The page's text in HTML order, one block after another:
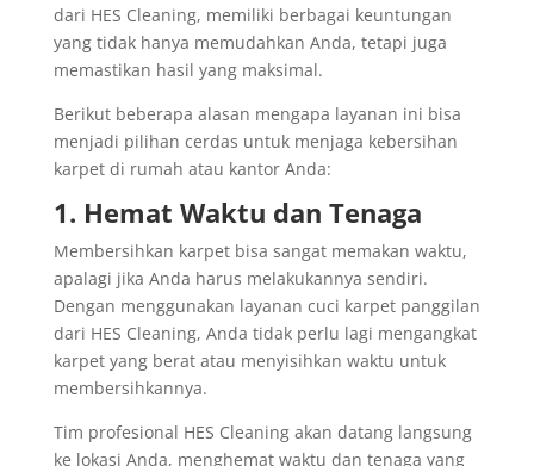
dari HES Cleaning, memiliki berbagai keuntungan
yang tidak hanya memudahkan Anda, tetapi juga
memastikan hasil yang maksimal.
Berikut beberapa alasan mengapa layanan ini bisa
menjadi pilihan cerdas untuk menjaga kebersihan
karpet di rumah atau kantor Anda:
1. Hemat Waktu dan Tenaga
Membersihkan karpet bisa sangat memakan waktu,
apalagi jika Anda harus melakukannya sendiri.
Dengan menggunakan layanan cuci karpet panggilan
dari HES Cleaning, Anda tidak perlu lagi mengangkat
karpet yang berat atau menyisihkan waktu untuk
membersihkannya.
Tim profesional HES Cleaning akan datang langsung
ke lokasi Anda, menghemat waktu dan tenaga yang